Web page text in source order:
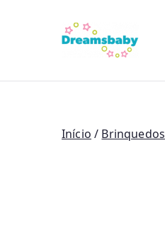
Início / Brinquedos